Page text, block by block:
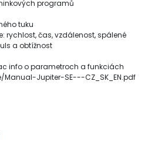
programů
tuku
rychlost, čas, vzdálenost, spálené
a obtížnost
info o parametroch a funkciách
Jupiter-SE---CZ_SK_EN.pdf